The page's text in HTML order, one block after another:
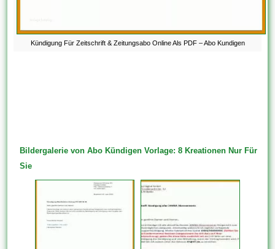
Kündigung Für Zeitschrift & Zeitungsabo Online Als PDF – Abo Kundigen
Bildergalerie von Abo Kündigen Vorlage: 8 Kreationen Nur Für
Sie